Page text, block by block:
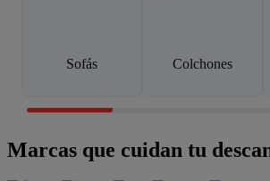
Sofás Colchones
Marcas que cuidan tu